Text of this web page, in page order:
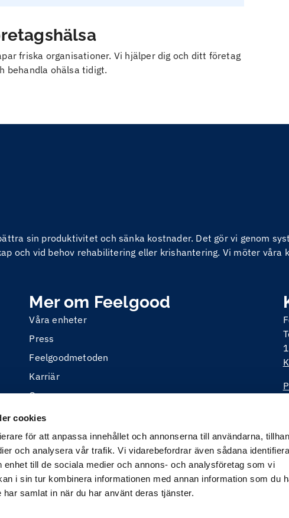
cookies
för att anpassa innehållet och annonserna till användarna,
och analysera vår trafik. Vi vidarebefordrar även sådana
enhet till de sociala medier och annons- och analysföretag som vi
i sin tur kombinera informationen med annan information som du
samlat in när du har använt deras tjänster.
friska organisationer. Vi hjälper dig och ditt företag
behandla ohälsa tidigt.
sin produktivitet och sänka kostnader. Det gör vi genom
och vid behov rehabilitering eller krishantering. Vi möter våra
Mer om Feelgood
Våra enheter
Press
Feelgoodmetoden
Karriär
Om oss